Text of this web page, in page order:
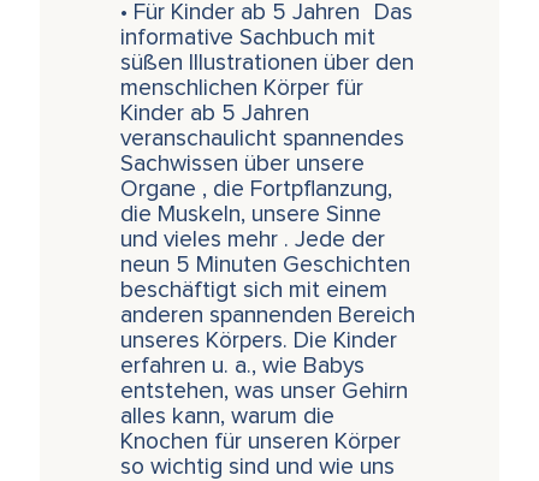
• Für Kinder ab 5 Jahren Das
informative Sachbuch mit
süßen Illustrationen über den
menschlichen Körper für
Kinder ab 5 Jahren
veranschaulicht spannendes
Sachwissen über unsere
Organe , die Fortpflanzung,
die Muskeln, unsere Sinne
und vieles mehr . Jede der
neun 5 Minuten Geschichten
beschäftigt sich mit einem
anderen spannenden Bereich
unseres Körpers. Die Kinder
erfahren u. a., wie Babys
entstehen, was unser Gehirn
alles kann, warum die
Knochen für unseren Körper
so wichtig sind und wie uns